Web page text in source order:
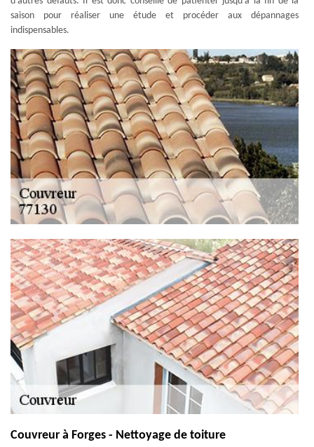
saison pour réaliser une étude et procéder aux dépannages
indispensables.
Couvreur à Forges - Nettoyage de toiture